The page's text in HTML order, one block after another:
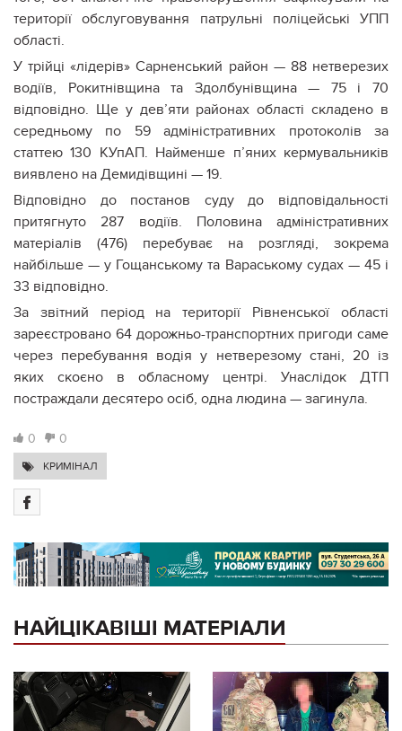
території обслуговування патрульні поліцейські УПП
області.
У трійці «лідерів» Сарненський район — 88 нетверезих
водіїв, Рокитнівщина та Здолбунівщина — 75 і 70
відповідно. Ще у дев’яти районах області складено в
середньому по 59 адміністративних протоколів за
статтею 130 КУпАП. Найменше п’яних кермувальників
виявлено на Демидівщині — 19.
Відповідно до постанов суду до відповідальності
притягнуто 287 водіїв. Половина адміністративних
матеріалів (476) перебуває на розгляді, зокрема
найбільше — у Гощанському та Вараському судах — 45 і
33 відповідно.
За звітний період на території Рівненської області
зареєстровано 64 дорожньо-транспортних пригоди саме
через перебування водія у нетверезому стані, 20 із
яких скоєно в обласному центрі. Унаслідок ДТП
постраждали десятеро осіб, одна людина — загинула.
0 0
КРИМІНАЛ
НАЙЦІКАВІШІ МАТЕРІАЛИ